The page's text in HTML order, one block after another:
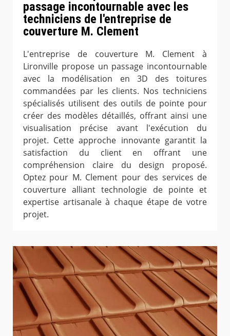
passage incontournable avec les
techniciens de l'entreprise de
couverture M. Clement
L'entreprise de couverture M. Clement à
Lironville propose un passage incontournable
avec la modélisation en 3D des toitures
commandées par les clients. Nos techniciens
spécialisés utilisent des outils de pointe pour
créer des modèles détaillés, offrant ainsi une
visualisation précise avant l'exécution du
projet. Cette approche innovante garantit la
satisfaction du client en offrant une
compréhension claire du design proposé.
Optez pour M. Clement pour des services de
couverture alliant technologie de pointe et
expertise artisanale à chaque étape de votre
projet.